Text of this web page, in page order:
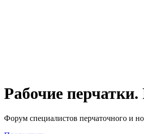
Рабочие
Форум специалистов перчаточного и